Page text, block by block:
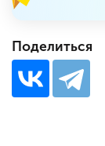
Поделиться